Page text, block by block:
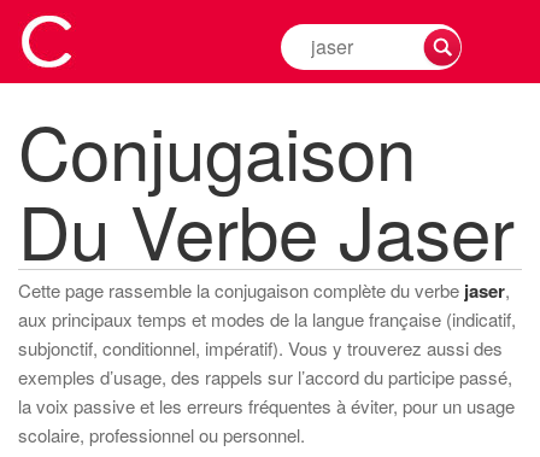
Rechercher
la
d'un
verbe
Conjugaison
Du Verbe Jaser
Cette page rassemble la conjugaison complète du verbe jaser,
aux principaux temps et modes de la langue française (indicatif,
subjonctif, conditionnel, impératif). Vous y trouverez aussi des
exemples d’usage, des rappels sur l’accord du participe passé,
la voix passive et les erreurs fréquentes à éviter, pour un usage
scolaire, professionnel ou personnel.